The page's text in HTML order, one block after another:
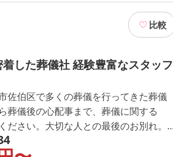
比較
した葬儀社 経験豊富なスタッフ
佐伯区で多くの葬儀を行ってきた葬儀
葬儀後の心配事まで、葬儀に関する
ださい。大切な人との最後のお別れ。
ただければ、必ず素敵な葬儀にいたし